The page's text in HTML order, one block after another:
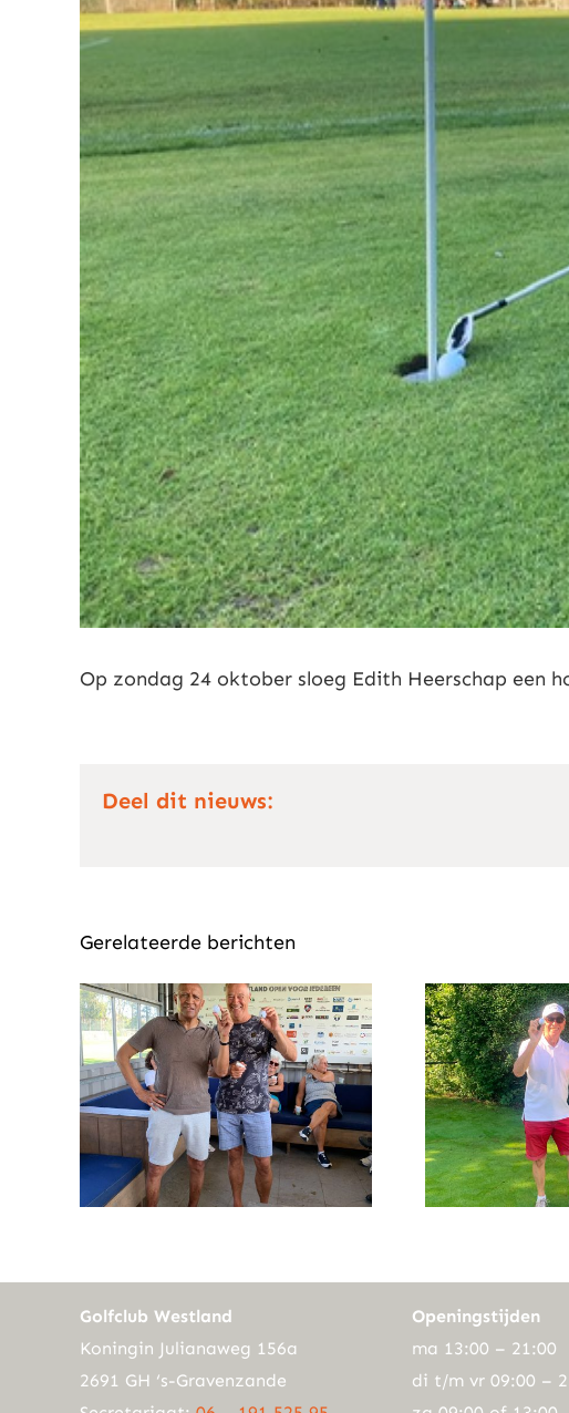
Op zondag 24 oktober sloeg Edith Heerschap een
Deel dit nieuws:
Gerelateerde berichten
Golfclub Westland
Koningin Julianaweg 156a
2691 GH ‘s-Gravenzande
Openingstijden
ma 13:00 – 21:00
di t/m vr 09:00 –